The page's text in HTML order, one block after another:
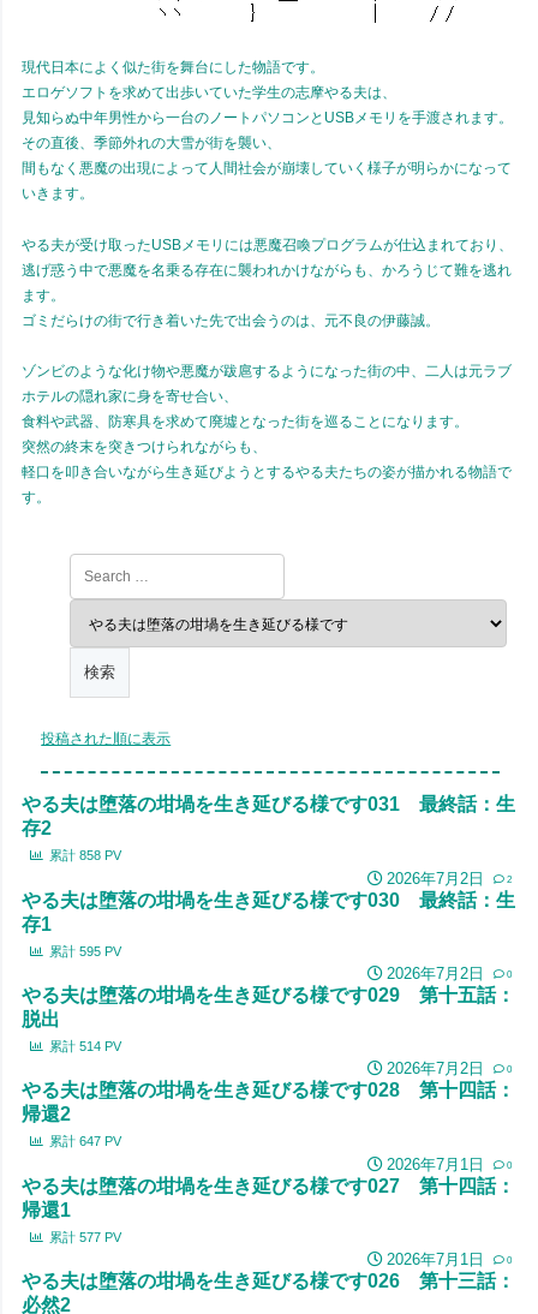
現代日本によく似た街を舞台にした物語です。
エロゲソフトを求めて出歩いていた学生の志摩やる夫は、
見知らぬ中年男性から一台のノートパソコンとUSBメモリを手渡されます。
その直後、季節外れの大雪が街を襲い、
間もなく悪魔の出現によって人間社会が崩壊していく様子が明らかになって
いきます。
やる夫が受け取ったUSBメモリには悪魔召喚プログラムが仕込まれており、
逃げ惑う中で悪魔を名乗る存在に襲われかけながらも、かろうじて難を逃れ
ます。
ゴミだらけの街で行き着いた先で出会うのは、元不良の伊藤誠。
ゾンビのような化け物や悪魔が跋扈するようになった街の中、二人は元ラブ
ホテルの隠れ家に身を寄せ合い、
食料や武器、防寒具を求めて廃墟となった街を巡ることになります。
突然の終末を突きつけられながらも、
軽口を叩き合いながら生き延びようとするやる夫たちの姿が描かれる物語で
す。
投稿された順に表示
やる夫は堕落の坩堝を生き延びる様です031 最終話：生
存2
累計 858 PV
2026年7月2日 2
やる夫は堕落の坩堝を生き延びる様です030 最終話：生
存1
累計 595 PV
2026年7月2日 0
やる夫は堕落の坩堝を生き延びる様です029 第十五話：
脱出
累計 514 PV
2026年7月2日 0
やる夫は堕落の坩堝を生き延びる様です028 第十四話：
帰還2
累計 647 PV
2026年7月1日 0
やる夫は堕落の坩堝を生き延びる様です027 第十四話：
帰還1
累計 577 PV
2026年7月1日 0
やる夫は堕落の坩堝を生き延びる様です026 第十三話：
必然2